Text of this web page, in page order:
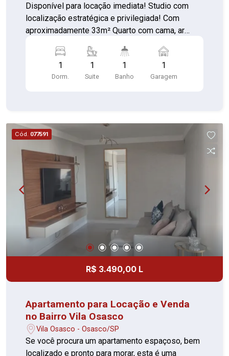
Disponível para locação imediata! Studio com
localização estratégica e privilegiada! Com
aproximadamente 33m² Quarto com cama, ar
envidraçada (piso porcelanato) Sala com painel
para TV, prateleira, Televisão e mesa com
cadeiras Cozinha com armários planejados,
24 horas, elevador, academia, piscina, salão de
festas, gás encanado, playground, sauna,
brinquedoteca, lavanderia no prédio e espaço
gourmet na área comum Perto da estação de
Osasco, Hospitais, escolas, transporte público
Fácil acesso as principais vias da cidade Agende
sua visita e confirme!
1
Dorm.
1
Suite
1
Banho
1
Garagem
Cód. 077591
R$ 3.490,00 L
Apartamento para Locação e Venda
no Bairro Vila Osasco
Vila Osasco - Osasco/SP
Se você procura um apartamento espaçoso, bem
localizado e pronto para morar, esta é uma